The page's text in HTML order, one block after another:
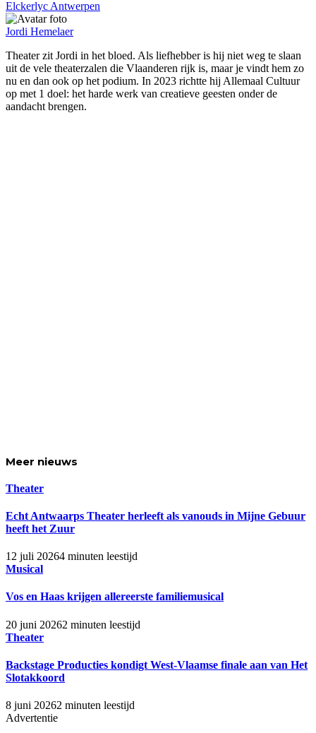
Elckerlyc Antwerpen
Jordi Hemelaer
Theater zit Jordi in het bloed. Als liefhebber is hij niet weg te slaan
uit de vele theaterzalen die Vlaanderen rijk is, maar je vindt hem zo
nu en dan ook op het podium. In 2023 richtte hij Allemaal Cultuur
op met 1 doel: het harde werk van creatieve geesten onder de
aandacht brengen.
Meer nieuws
Theater
Echt Antwaarps Theater herleeft als vanouds in Mijne Gebuur
heeft het Zuur
12 juli 20264 minuten leestijd
Musical
Vos en Haas krijgen allereerste familiemusical
20 juni 20262 minuten leestijd
Theater
Backstage Producties kondigt West-Vlaamse finale aan van Het
Slotakkoord
8 juni 20262 minuten leestijd
Advertentie